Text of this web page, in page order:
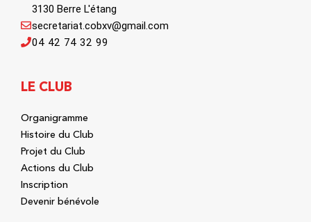
3130 Berre L'étang
04 42 74 32 99
secretariat.cobxv@gmail.com
LE CLUB
Organigramme
Histoire du Club
Projet du Club
Actions du Club
Inscription
Devenir bénévole